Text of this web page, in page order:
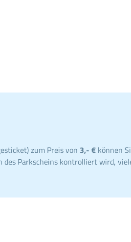
zum Preis von 3,- € können
des Parkscheins kontrolliert wird,